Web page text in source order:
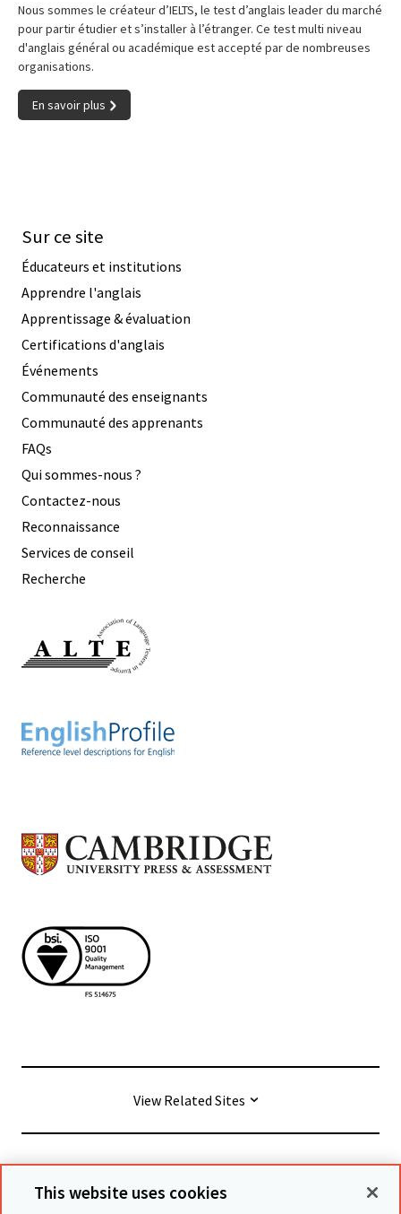
Nous sommes le créateur d’IELTS, le test d’anglais leader du marché
pour partir étudier et s’installer à l’étranger. Ce test multi niveau
d'anglais général ou académique est accepté par de nombreuses
organisations.
En savoir plus
Sur ce site
Éducateurs et institutions
Apprendre l'anglais
Apprentissage & évaluation
Certifications d'anglais
Événements
Communauté des enseignants
Communauté des apprenants
FAQs
Qui sommes-nous ?
Contactez-nous
Reconnaissance
Services de conseil
Recherche
View Related Sites
© Cambridge University Press & Assessment
This website uses cookies